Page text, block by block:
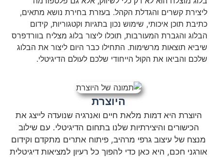
ליצירת קשרים והגדלת הקהל. בעזרת בחירת נושא מתאים,
כתיבת תוכן איכותי, שימוש נכון בתגיות וקטגוריות, קידום
הבלוג והגברת המעורבות, תוכלו ליצור בלוג מצליח בוורדפרס
שיביא תוצאות מרשימות. התחילו כבר היום ליצור את הבלוג
שלכם והביאו את הקול הייחודי שלכם לעולם הדיגיטלי.
היוצרת
היוצרת היא דמות מלאת חיים ואנרגיה שנועדה לייצג את
הכישורים והיצירתיות שלנו בתחום הדיגיטלי. עם שילוב
מנצח של עיצוב גרפי מרהיב, פיתוח אתרים מתקדם וקידום
אורגני חכם, היא כאן כדי להפוך כל רעיון למציאות דיגיטלית